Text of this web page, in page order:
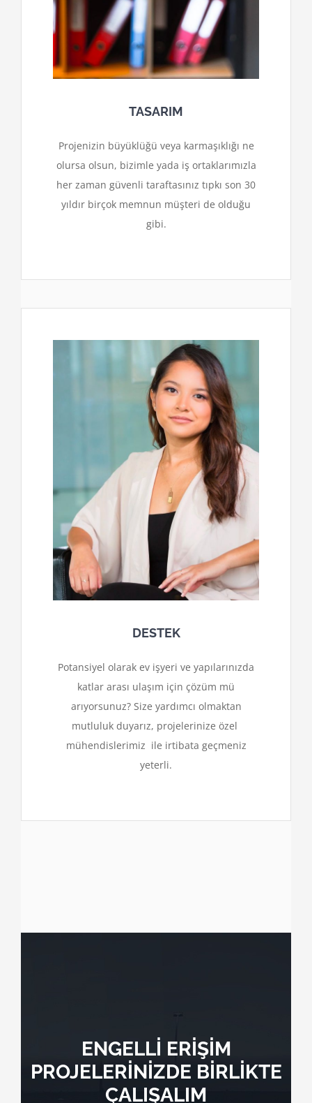
TASARIM
Projenizin büyüklüğü veya karmaşıklığı ne
olursa olsun, bizimle yada iş ortaklarımızla
her zaman güvenli taraftasınız tıpkı son 30
yıldır birçok memnun müşteri de olduğu
gibi.
DESTEK
Potansiyel olarak ev işyeri ve yapılarınızda
katlar arası ulaşım için çözüm mü
arıyorsunuz? Size yardımcı olmaktan
mutluluk duyarız, projelerinize özel
mühendislerimiz ile irtibata geçmeniz
yeterli.
ENGELLİ ERİŞİM
PROJELERİNİZDE BİRLİKTE
ÇALIŞALIM